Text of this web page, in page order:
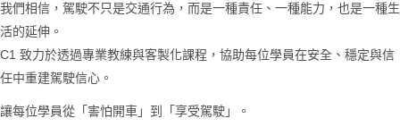
我們相信，駕駛不只是交通行為，而是一種責任、一種能力，也是一種生
活的延伸。
C1 致力於透過專業教練與客製化課程，協助每位學員在安全、穩定與信
任中重建駕駛信心。
讓每位學員從「害怕開車」到「享受駕駛」。